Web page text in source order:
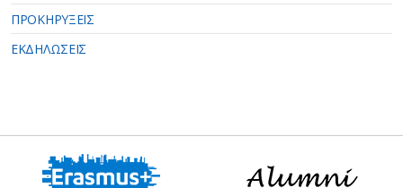
ΠΡΟΚΗΡΥΞΕΙΣ
ΕΚΔΗΛΩΣΕΙΣ